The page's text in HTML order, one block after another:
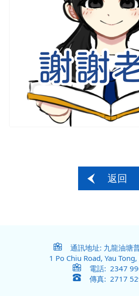
返回
通訊地址: 九龍油塘
1 Po Chiu Road, Yau
電話: 2347
傳真: 2717